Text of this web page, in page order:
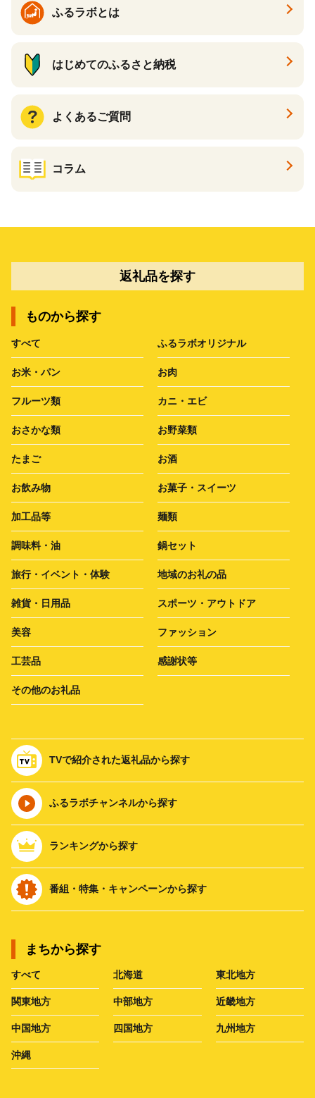
ふるラボとは
はじめてのふるさと納税
よくあるご質問
コラム
返礼品を探す
ものから探す
すべて ふるラボオリジナル
お米・パン お肉
フルーツ類 カニ・エビ
おさかな類 お野菜類
たまご お酒
お飲み物 お菓子・スイーツ
加工品等 麺類
調味料・油 鍋セット
旅行・イベント・体験 地域のお礼の品
雑貨・日用品 スポーツ・アウトドア
美容 ファッション
工芸品 感謝状等
その他のお礼品
TVで紹介された返礼品から探す
ふるラボチャンネルから探す
ランキングから探す
番組・特集・キャンペーンから探す
まちから探す
すべて 北海道 東北地方
関東地方 中部地方 近畿地方
中国地方 四国地方 九州地方
沖縄